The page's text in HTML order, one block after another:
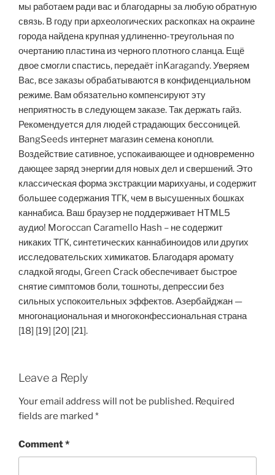
мы работаем ради вас и благодарны за любую обратную
связь. В году при археологических раскопках на окраине
города найдена крупная удлиненно-треугольная по
очертанию пластина из черного плотного сланца. Ещё
двое смогли спастись, передаёт inKaragandy. Уверяем
Вас, все заказы обрабатываются в конфиденциальном
режиме. Вам обязательно компенсируют эту
неприятность в следующем заказе. Так держать гайз.
Рекомендуется для людей страдающих бессоницей.
BangSeeds интернет магазин семена конопли.
Воздействие сативное, успокаивающее и одновременно
дающее заряд энергии для новых дел и свершений. Это
классическая форма экстракции марихуаны, и содержит
большее содержания ТГК, чем в высушенных бошках
каннабиса. Ваш браузер не поддерживает HTML5
аудио! Moroccan Caramello Hash – не содержит
никаких ТГК, синтетических каннабиноидов или других
исследовательских химикатов. Благодаря аромату
сладкой ягоды, Green Crack обеспечивает быстрое
снятие симптомов боли, тошноты, депрессии без
сильных успокоительных эффектов. Азербайджан —
многонациональная и многоконфессиональная страна
[18] [19] [20] [21].
Leave a Reply
Your email address will not be published. Required
fields are marked *
Comment*